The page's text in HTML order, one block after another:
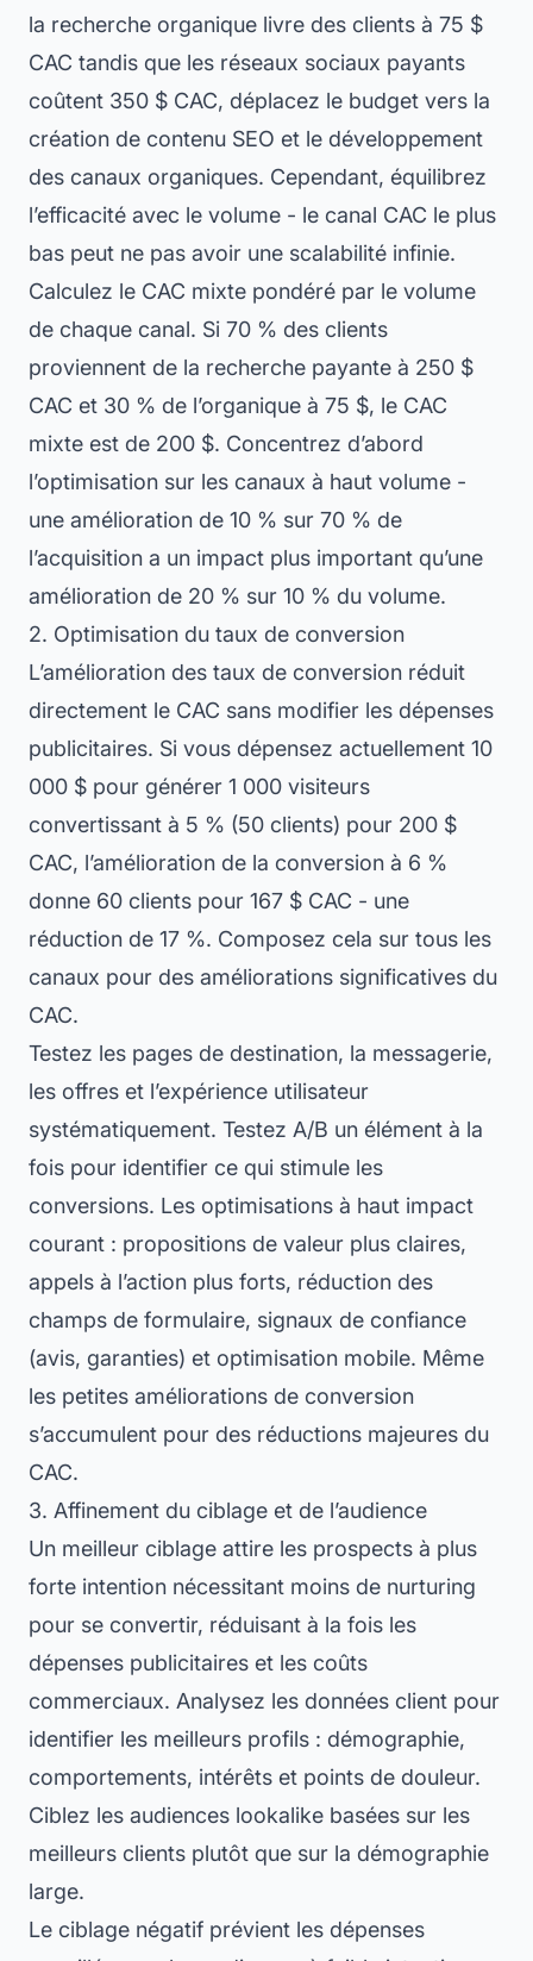
la recherche organique livre des clients à 75 $
CAC tandis que les réseaux sociaux payants
coûtent 350 $ CAC, déplacez le budget vers la
création de contenu SEO et le développement
des canaux organiques. Cependant, équilibrez
l’efficacité avec le volume - le canal CAC le plus
bas peut ne pas avoir une scalabilité infinie.
Calculez le CAC mixte pondéré par le volume
de chaque canal. Si 70 % des clients
proviennent de la recherche payante à 250 $
CAC et 30 % de l’organique à 75 $, le CAC
mixte est de 200 $. Concentrez d’abord
l’optimisation sur les canaux à haut volume -
une amélioration de 10 % sur 70 % de
l’acquisition a un impact plus important qu’une
amélioration de 20 % sur 10 % du volume.
2. Optimisation du taux de conversion
L’amélioration des taux de conversion réduit
directement le CAC sans modifier les dépenses
publicitaires. Si vous dépensez actuellement 10
000 $ pour générer 1 000 visiteurs
convertissant à 5 % (50 clients) pour 200 $
CAC, l’amélioration de la conversion à 6 %
donne 60 clients pour 167 $ CAC - une
réduction de 17 %. Composez cela sur tous les
canaux pour des améliorations significatives du
CAC.
Testez les pages de destination, la messagerie,
les offres et l’expérience utilisateur
systématiquement. Testez A/B un élément à la
fois pour identifier ce qui stimule les
conversions. Les optimisations à haut impact
courant : propositions de valeur plus claires,
appels à l’action plus forts, réduction des
champs de formulaire, signaux de confiance
(avis, garanties) et optimisation mobile. Même
les petites améliorations de conversion
s’accumulent pour des réductions majeures du
CAC.
3. Affinement du ciblage et de l’audience
Un meilleur ciblage attire les prospects à plus
forte intention nécessitant moins de nurturing
pour se convertir, réduisant à la fois les
dépenses publicitaires et les coûts
commerciaux. Analysez les données client pour
identifier les meilleurs profils : démographie,
comportements, intérêts et points de douleur.
Ciblez les audiences lookalike basées sur les
meilleurs clients plutôt que sur la démographie
large.
Le ciblage négatif prévient les dépenses